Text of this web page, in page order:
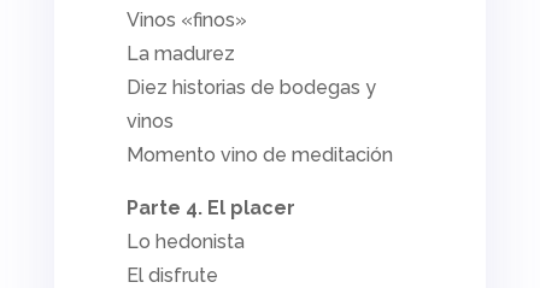
Vinos «finos»
La madurez
Diez historias de bodegas y
vinos
Momento vino de meditación
Parte 4. El placer
Lo hedonista
El disfrute